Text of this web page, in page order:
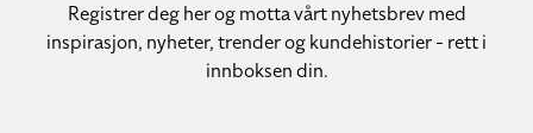
Registrer deg her og motta vårt nyhetsbrev med
inspirasjon, nyheter, trender og kundehistorier - rett i
innboksen din.